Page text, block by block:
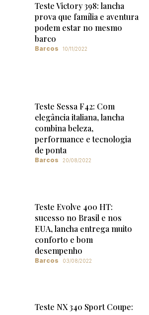
Teste Victory 398: lancha
prova que família e aventura
podem estar no mesmo
barco
Barcos 10/11/2022
Teste Sessa F42: Com
elegância italiana, lancha
combina beleza,
performance e tecnologia
de ponta
Barcos 20/08/2022
Teste Evolve 400 HT:
sucesso no Brasil e nos
EUA, lancha entrega muito
conforto e bom
desempenho
Barcos 03/08/2022
Teste NX 340 Sport Coupe: